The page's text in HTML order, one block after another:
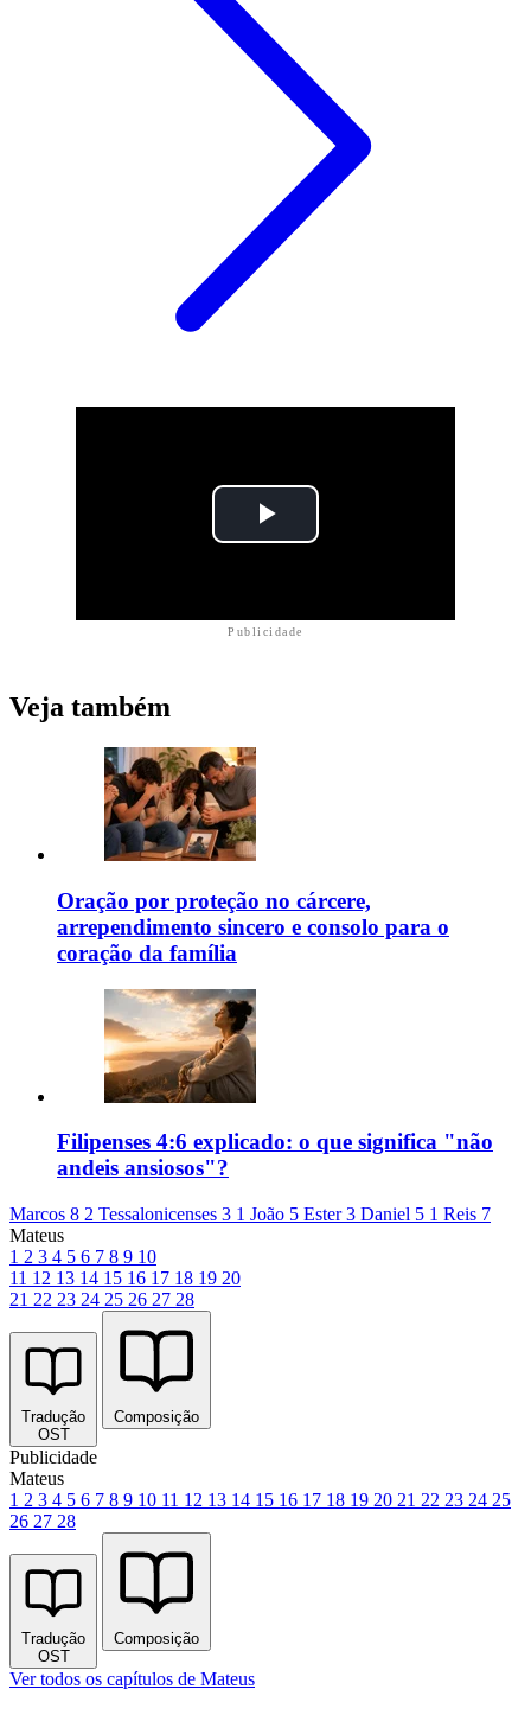
Publicidade
Veja também
Oração por proteção no cárcere,
arrependimento sincero e consolo para o
coração da família
Filipenses 4:6 explicado: o que significa "não
andeis ansiosos"?
Marcos 8 2 Tessalonicenses 3 1 João 5 Ester 3 Daniel 5 1 Reis 7
Mateus
1 2 3 4 5 6 7 8 9 10
11 12 13 14 15 16 17 18 19 20
21 22 23 24 25 26 27 28
Tradução
OST
Composição
Publicidade
Mateus
1 2 3 4 5 6 7 8 9 10 11 12 13 14 15 16 17 18 19 20 21 22 23 24 25
26 27 28
Tradução
OST
Composição
Ver todos os capítulos de Mateus